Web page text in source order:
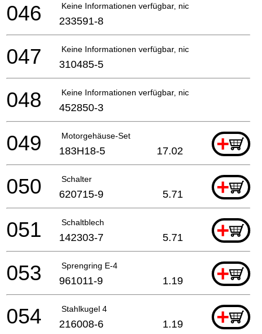
Keine Informationen verfügbar, nicht bestellbar
046 233591-8
Keine Informationen verfügbar, nicht bestellbar
047 310485-5
Keine Informationen verfügbar, nicht bestellbar
048 452850-3
Motorgehäuse-Set +
049 183H18-5 17.02
Schalter +
050 620715-9 5.71
Schaltblech +
051 142303-7 5.71
Sprengring E-4 +
053 961011-9 1.19
Stahlkugel 4 +
054 216008-6 1.19